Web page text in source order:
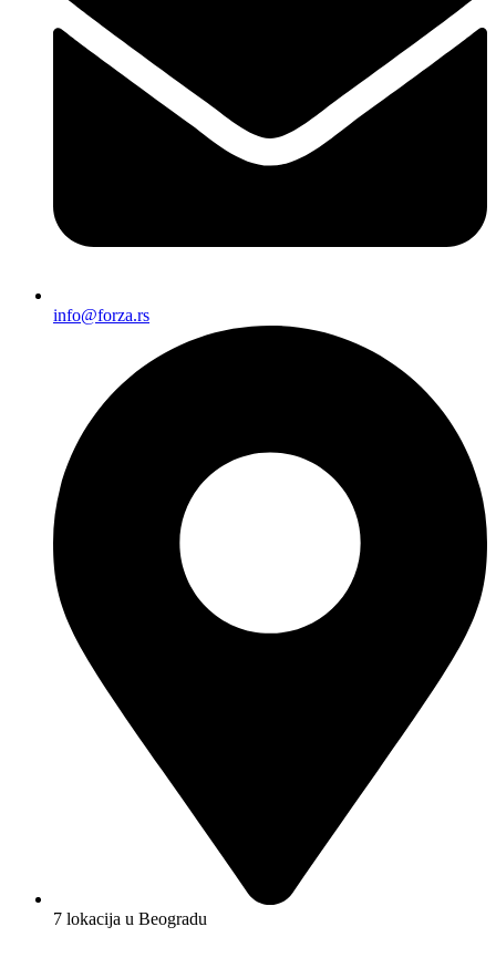
info@forza.rs
7 lokacija u Beogradu